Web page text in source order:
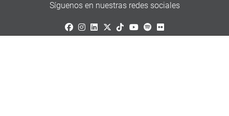
Síguenos en nuestras redes sociales